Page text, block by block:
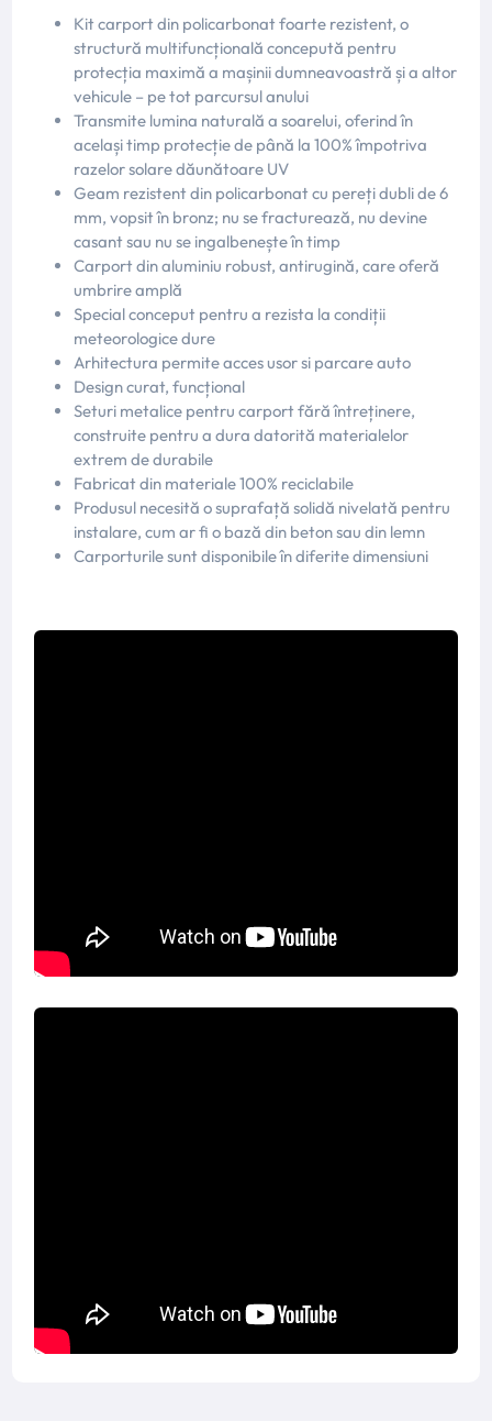
Kit carport din policarbonat foarte rezistent, o
structură multifuncțională concepută pentru
protecția maximă a mașinii dumneavoastră și a altor
vehicule – pe tot parcursul anului
Transmite lumina naturală a soarelui, oferind în
același timp protecție de până la 100% împotriva
razelor solare dăunătoare UV
Geam rezistent din policarbonat cu pereți dubli de 6
mm, vopsit în bronz; nu se fracturează, nu devine
casant sau nu se ingalbenește în timp
Carport din aluminiu robust, antirugină, care oferă
umbrire amplă
Special conceput pentru a rezista la condiții
meteorologice dure
Arhitectura permite acces usor si parcare auto
Design curat, funcțional
Seturi metalice pentru carport fără întreținere,
construite pentru a dura datorită materialelor
extrem de durabile
Fabricat din materiale 100% reciclabile
Produsul necesită o suprafață solidă nivelată pentru
instalare, cum ar fi o bază din beton sau din lemn
Carporturile sunt disponibile în diferite dimensiuni